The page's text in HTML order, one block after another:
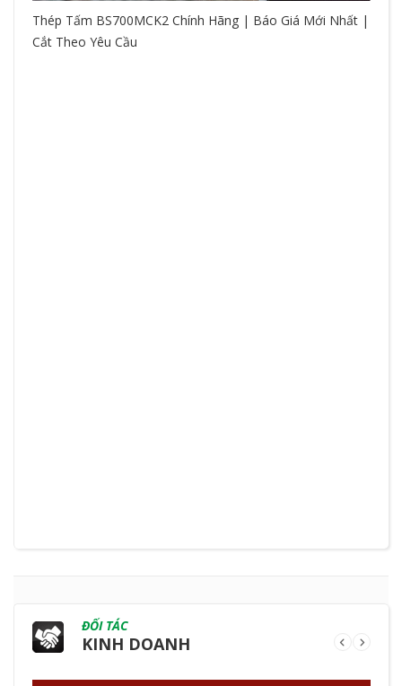
Thép Tấm BS700MCK2 Chính Hãng | Báo Giá Mới Nhất |
Cắt Theo Yêu Cầu
ĐỐI TÁC
KINH DOANH